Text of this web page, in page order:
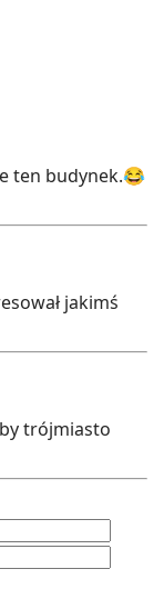
ten budynek.😂
jakimś
trójmiasto